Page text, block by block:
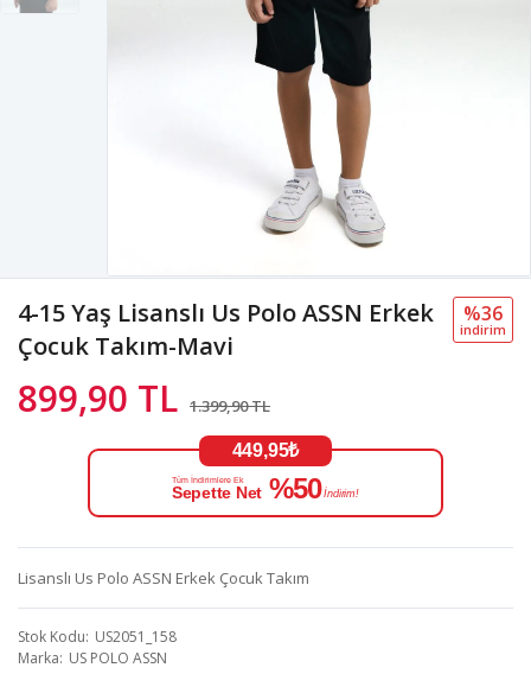
4-15 Yaş Lisanslı Us Polo ASSN Erkek
Çocuk Takım-Mavi
899,90 TL 1.399,90 TL
%36
i̇ndi̇ri̇m
449,95₺
Tüm İndirimlere Ek
Sepette Net %50 İndirim!
Lisanslı Us Polo ASSN Erkek Çocuk Takım
Stok Kodu US2051_158
Marka US POLO ASSN